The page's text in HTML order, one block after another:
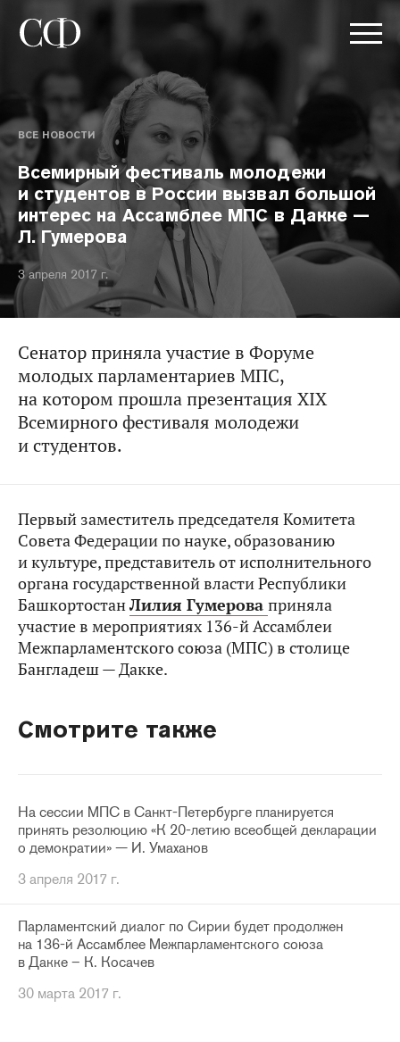
ВСЕ НОВОСТИ
Всемирный фестиваль молодежи
и студентов в России вызвал большой
интерес на Ассамблее МПС в Дакке —
Л. Гумерова
3 апреля 2017 г.
Сенатор приняла участие в Форуме
молодых парламентариев МПС,
на котором прошла презентация XIX
Всемирного фестиваля молодежи
и студентов.
Первый заместитель председателя Комитета
Совета Федерации по науке, образованию
и культуре, представитель от исполнительного
органа государственной власти Республики
БашкортостанЛилия Гумерова приняла
участие в мероприятиях 136-й Ассамблеи
Межпарламентского союза (МПС) в столице
Бангладеш — Дакке.
Смотрите также
На сессии МПС в Санкт-Петербурге планируется
принять резолюцию «К 20-летию всеобщей декларации
о демократии» — И. Умаханов
3 апреля 2017 г.
Парламентский диалог по Сирии будет продолжен
на 136-й Ассамблее Межпарламентского союза
в Дакке – К. Косачев
30 марта 2017 г.